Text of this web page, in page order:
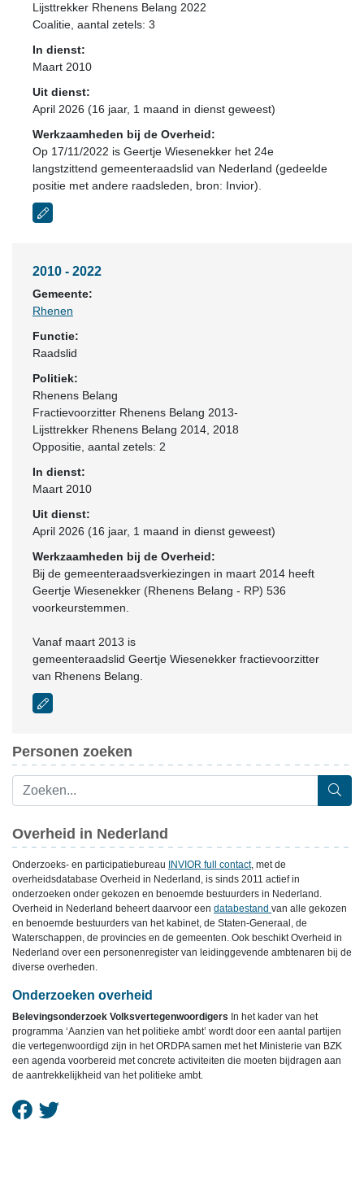
Lijsttrekker Rhenens Belang 2022
Coalitie , aantal zetels: 3
In dienst:
Maart 2010
Uit dienst:
April 2026 (16 jaar, 1 maand in dienst geweest)
Werkzaamheden bij de Overheid:
Op 17/11/2022 is Geertje Wiesenekker het 24e
langstzittend gemeenteraadslid van Nederland (gedeelde
positie met andere raadsleden, bron: Invior).
2010 - 2022
Gemeente:
Rhenen
Functie:
Raadslid
Politiek:
Rhenens Belang
Fractievoorzitter Rhenens Belang 2013-
Lijsttrekker Rhenens Belang 2014, 2018
Oppositie , aantal zetels: 2
In dienst:
Maart 2010
Uit dienst:
April 2026 (16 jaar, 1 maand in dienst geweest)
Werkzaamheden bij de Overheid:
Bij de gemeenteraadsverkiezingen in maart 2014 heeft
Geertje Wiesenekker (Rhenens Belang - RP) 536
voorkeurstemmen.
Vanaf maart 2013 is
gemeenteraadslid Geertje Wiesenekker fractievoorzitter
van Rhenens Belang.
Personen zoeken
Overheid in Nederland
Onderzoeks- en participatiebureau INVIOR full contact, met de
overheidsdatabase Overheid in Nederland, is sinds 2011 actief in
onderzoeken onder gekozen en benoemde bestuurders in Nederland.
Overheid in Nederland beheert daarvoor een databestand van alle gekozen
en benoemde bestuurders van het kabinet, de Staten-Generaal, de
Waterschappen, de provincies en de gemeenten. Ook beschikt Overheid in
Nederland over een personenregister van leidinggevende ambtenaren bij de
diverse overheden.
Onderzoeken overheid
Belevingsonderzoek Volksvertegenwoordigers In het kader van het
programma ‘Aanzien van het politieke ambt’ wordt door een aantal partijen
die vertegenwoordigd zijn in het ORDPA samen met het Ministerie van BZK
een agenda voorbereid met concrete activiteiten die moeten bijdragen aan
de aantrekkelijkheid van het politieke ambt.